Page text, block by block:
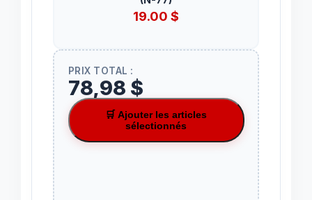
19.00 $
PRIX TOTAL :
78,98 $
🛒 Ajouter les articles
sélectionnés